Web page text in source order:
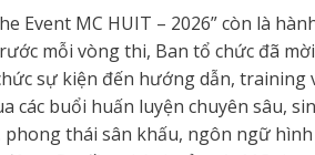
Event MC HUIT – 2026” còn là
mỗi vòng thi, Ban tổ chức đã mời
sự kiện đến hướng dẫn, training
các buổi huấn luyện chuyên sâu,
thái sân khấu, ngôn ngữ